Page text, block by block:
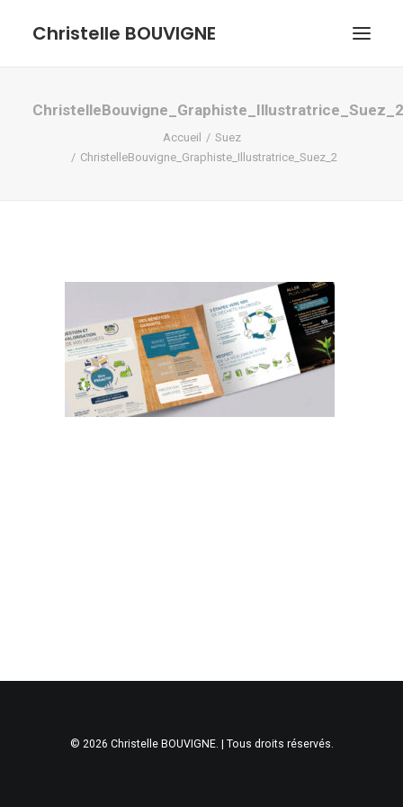
Christelle BOUVIGNE
GRAPHISME ET ILLUSTRATIONS
ChristelleBouvigne_Graphiste_Illustratrice_Suez_2
Accueil
Suez
ChristelleBouvigne_Graphiste_Illustratrice_Suez_2
© 2026 Christelle BOUVIGNE. | Tous droits réservés.